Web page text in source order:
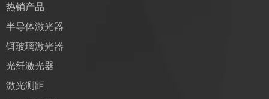
热销产品
半导体激光器
铒玻璃激光器
光纤激光器
激光测距